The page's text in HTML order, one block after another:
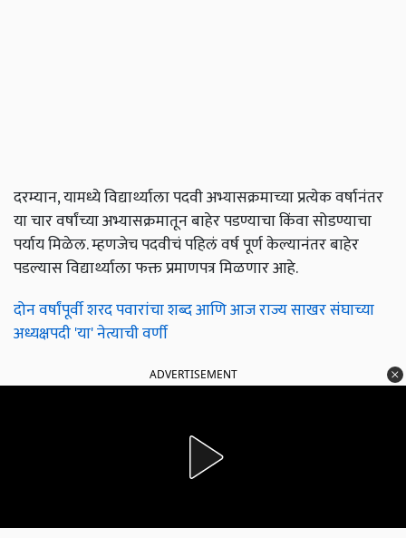
दरम्यान, यामध्ये विद्यार्थ्याला पदवी अभ्यासक्रमाच्या प्रत्येक वर्षानंतर
या चार वर्षांच्या अभ्यासक्रमातून बाहेर पडण्याचा किंवा सोडण्याचा
पर्याय मिळेल. म्हणजेच पदवीचं पहिलं वर्ष पूर्ण केल्यानंतर बाहेर
पडल्यास विद्यार्थ्याला फक्त प्रमाणपत्र मिळणार आहे.
दोन वर्षांपूर्वी शरद पवारांचा शब्द आणि आज राज्य साखर संघाच्या
अध्यक्षपदी 'या' नेत्याची वर्णी
ADVERTISEMENT